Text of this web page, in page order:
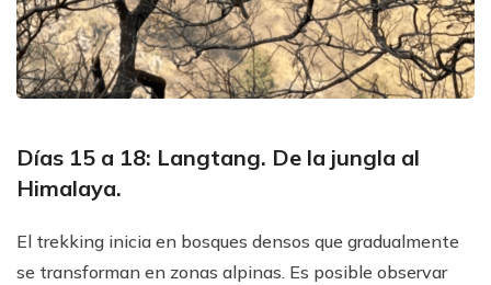
Días 15 a 18: Langtang. De la jungla al
Himalaya.
El trekking inicia en bosques densos que gradualmente
se transforman en zonas alpinas. Es posible observar